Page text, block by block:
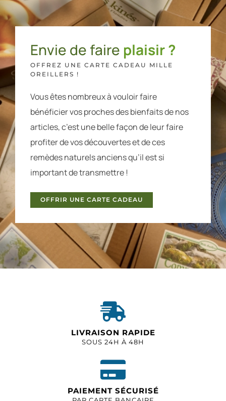
Envie de faire plaisir ?
OFFREZ UNE CARTE CADEAU MILLE
OREILLERS !
Vous êtes nombreux à vouloir faire
bénéficier vos proches des bienfaits de nos
articles, c’est une belle façon de leur faire
profiter de vos découvertes et de ces
remèdes naturels anciens qu’il est si
important de transmettre !
OFFRIR UNE CARTE CADEAU
LIVRAISON RAPIDE
SOUS 24H À 48H
PAIEMENT SÉCURISÉ